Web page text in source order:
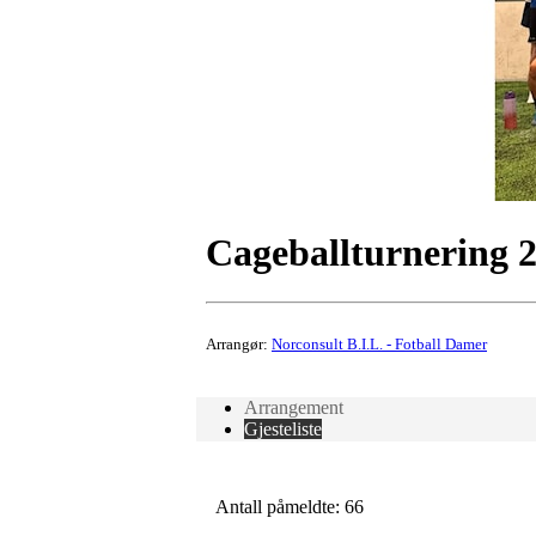
Cageballturnering
Arrangør: Norconsult B.I.L. - Fotball Damer
Arrangement
Gjesteliste
Antall påmeldte: 66